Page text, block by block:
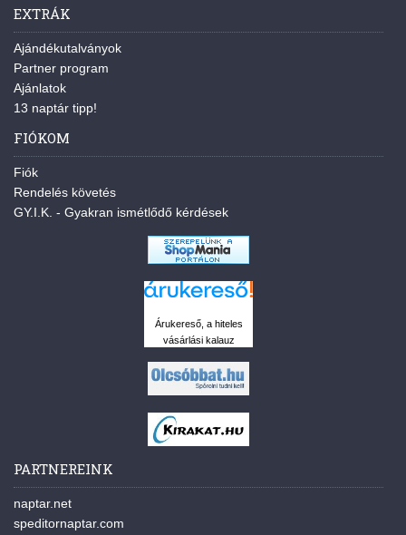
EXTRÁK
Ajándékutalványok
Partner program
Ajánlatok
13 naptár tipp!
FIÓKOM
Fiók
Rendelés követés
GY.I.K. - Gyakran ismétlődő kérdések
Árukereső, a hiteles
vásárlási kalauz
PARTNEREINK
naptar.net
speditornaptar.com